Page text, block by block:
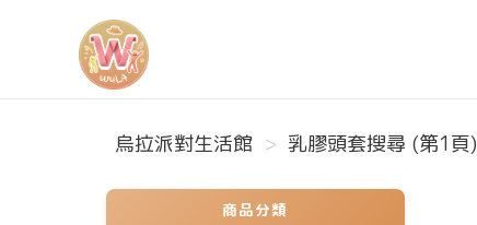
烏拉派對生活館
烏拉派對生活館 乳膠頭套搜尋 (第1頁)
商品分類